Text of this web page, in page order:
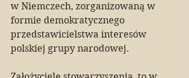
w Niemczech, zorganizowaną w
formie demokratycznego
przedstawicielstwa interesów
polskiej grupy narodowej.